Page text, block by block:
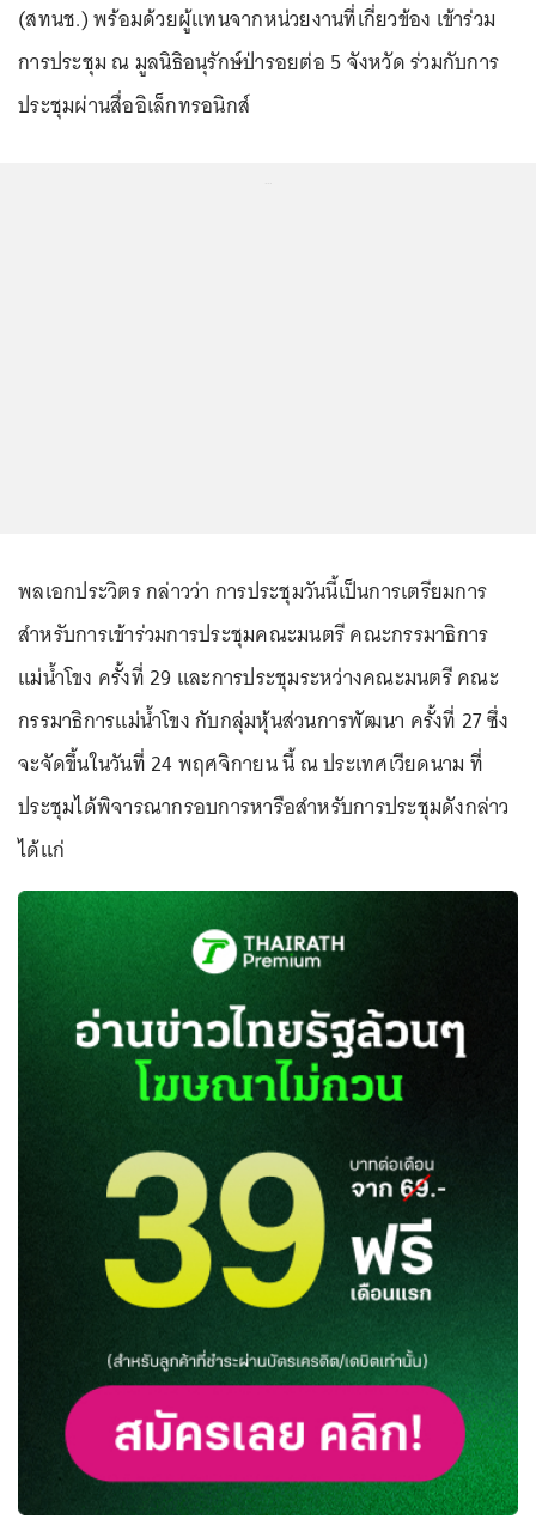
(สทนช.) พร้อมด้วยผู้แทนจากหน่วยงานที่เกี่ยวข้อง เข้าร่วม
การประชุม ณ มูลนิธิอนุรักษ์ป่ารอยต่อ 5 จังหวัด ร่วมกับการ
ประชุมผ่านสื่ออิเล็กทรอนิกส์
พลเอกประวิตร กล่าวว่า การประชุมวันนี้เป็นการเตรียมการ
สำหรับการเข้าร่วมการประชุมคณะมนตรี คณะกรรมาธิการ
แม่น้ำโขง ครั้งที่ 29 และการประชุมระหว่างคณะมนตรี คณะ
กรรมาธิการแม่น้ำโขง กับกลุ่มหุ้นส่วนการพัฒนา ครั้งที่ 27 ซึ่ง
จะจัดขึ้นในวันที่ 24 พฤศจิกายน นี้ ณ ประเทศเวียดนาม ที่
ประชุมได้พิจารณากรอบการหารือสำหรับการประชุมดังกล่าว
ได้แก่